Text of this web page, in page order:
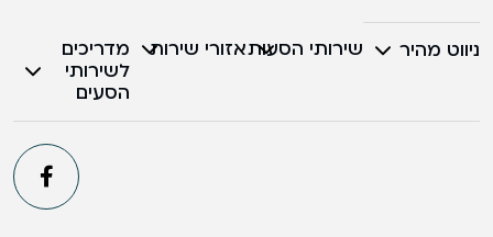
ניווט מהיר שירותי הסעותאזורי שירות
מדריכים
לשירותי
הסעים